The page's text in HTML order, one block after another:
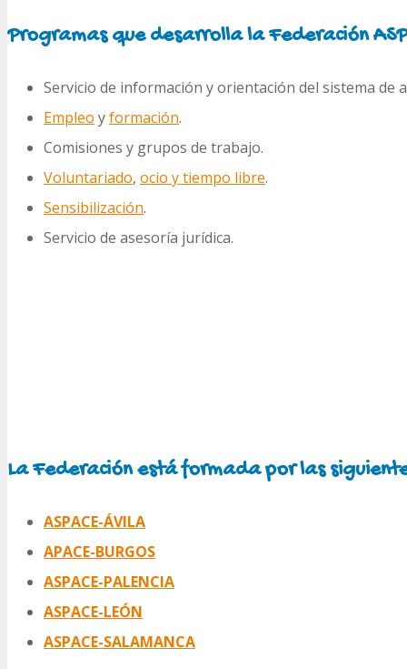
Programas que desarrolla la Federación
Servicio de información y orientación del sistema de
Empleo yformación.
Comisiones y grupos de trabajo.
Voluntariado, ocio y tiempo libre.
Sensibilización.
Servicio de asesoría jurídica.
La Federación está formada por las
ASPACE-ÁVILA
APACE-BURGOS
ASPACE-PALENCIA
ASPACE-LEÓN
ASPACE-SALAMANCA